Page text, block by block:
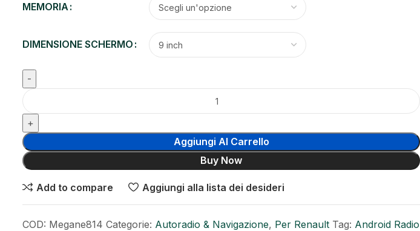
MEMORIA
DIMENSIONE SCHERMO
Aggiungi Al Carrello
Buy Now
Add to compare Aggiungi alla lista dei desideri
COD: Megane814 Categorie: Autoradio & Navigazione, Per Renault Tag: Android Radio